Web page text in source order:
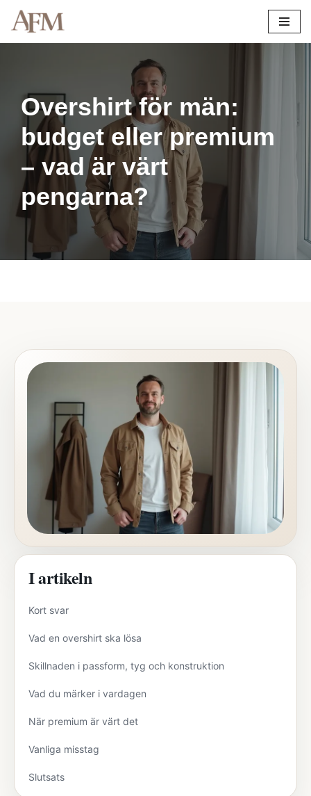
Overshirt för män:
budget eller premium
– vad är värt
pengarna?
I artikeln
Kort svar
Vad en overshirt ska lösa
Skillnaden i passform, tyg och konstruktion
Vad du märker i vardagen
När premium är värt det
Vanliga misstag
Slutsats